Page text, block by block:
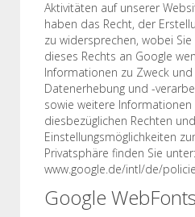
Aktivitäten auf unserer
haben das Recht, der
zu widersprechen, wobei
dieses Rechts an Google
Informationen zu Zweck
Datenerhebung und -
sowie weitere Informationen
diesbezüglichen Rechten und
Einstellungsmöglichkeiten
Privatsphäre finden Sie unter:
www.google.de/intl/de/
Google WebFonts